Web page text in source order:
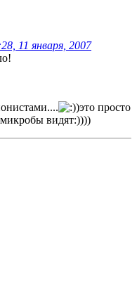
11 января, 2007
)это просто
видят:))))